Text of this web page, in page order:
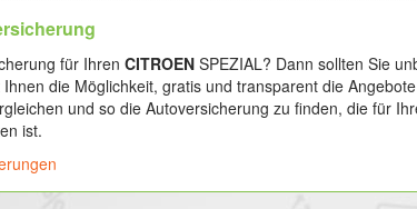
für Ihren CITROEN SPEZIAL? Dann sollten Sie
die Möglichkeit, gratis und transparent die
und so die Autoversicherung zu finden, die für
ist.